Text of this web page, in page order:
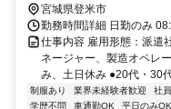
宮城県登米市
勤務時間詳細 日勤のみ
仕事内容 雇用形態：派遣
ネージャー、製造オペレ
み、土日休み ●20代・30
制服あり 業界未経験者歓迎 社
学歴不問
車通勤OK 平日のみOK